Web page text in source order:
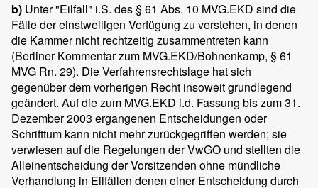
b) Unter "Eilfall" i.S. des § 61 Abs. 10 MVG.EKD sind die
Fälle der einstweiligen Verfügung zu verstehen, in denen
die Kammer nicht rechtzeitig zusammentreten kann
(Berliner Kommentar zum MVG.EKD/Bohnenkamp, § 61
MVG Rn. 29). Die Verfahrensrechtslage hat sich
gegenüber dem vorherigen Recht insoweit grundlegend
geändert. Auf die zum MVG.EKD i.d. Fassung bis zum 31.
Dezember 2003 ergangenen Entscheidungen oder
Schrifttum kann nicht mehr zurückgegriffen werden; sie
verwiesen auf die Regelungen der VwGO und stellten die
Alleinentscheidung der Vorsitzenden ohne mündliche
Verhandlung in Eilfällen denen einer Entscheidung durch